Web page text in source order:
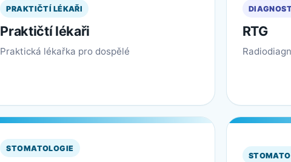
PRAKTIČTÍ LÉKAŘI
Praktičtí lékaři
Praktická lékařka pro dospělé
RTG
STOMATOLOGIE